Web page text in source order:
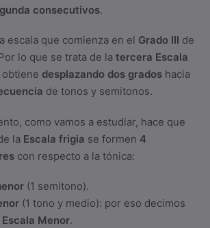
consecutivos.
escala que comienza en el Grado III de
lo que se trata de la tercera Escala
obtiene desplazando dos grados hacia
de tonos y semitonos.
como vamos a estudiar, hace que
la Escala frigia se formen 4
con respecto a la tónica:
(1 semitono).
(1 tono y medio): por eso decimos
Escala Menor.